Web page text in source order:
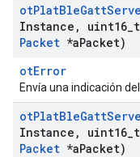
otPlatBleGatt
Instance , uint16
Packet *aPacket)
otError
Envía una indicación
otPlatBleGatt
Instance , uint16
Packet *aPacket)